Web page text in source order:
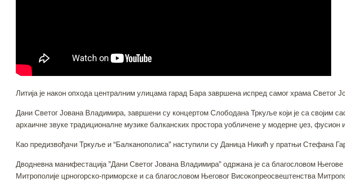
Литија је након опхода централним улицама гарад Бара завршена испред самог храма Светог
Дани Светог Јована Владимира, завршени су концертом Слободана Тркуље који је са својим
архаичне звуке традиционалне музике балканских простора уобличене у модерне џез,
Као предизвођачи Тркуље и “Балканополиса” наступили су Даница Никић у пратњи Стефана
Дводневна манифестација ”Дани Светог Јована Владимира” одржана је са благословом
Митрополије црногорско-приморске и са благословом Његовог Високопреосвештенства